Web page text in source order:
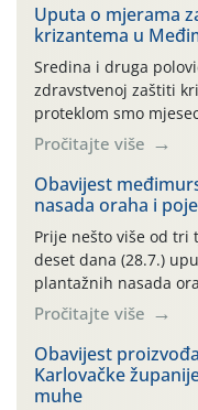
Uputa o mjerama
krizantema u
Sredina i druga
zdravstvenoj zaštiti
proteklom smo
preventivnim
uzročnika bolesti,
06.7.)! Na početku
povijesno i
najviše temperature
Pročitajte više
Obavijest
nasada oraha i
Prije nešto više od tri
deset dana (28.7.)
plantažnih nasada
leta i ovogodišnjoj
orahove muhe
traje drugi
izražen zadnja šest
temperature zraka
Pročitajte više
Obavijest
Karlovačke
muhe